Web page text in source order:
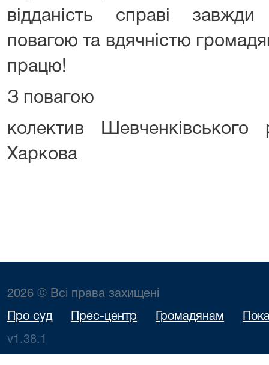
відданість справі
повагою та вдячністю
працю!
З повагою
колектив Шевченківського
Харкова
2026 © Всі права захищені
Про суд Прес-центр Громадянам
v1.38.1